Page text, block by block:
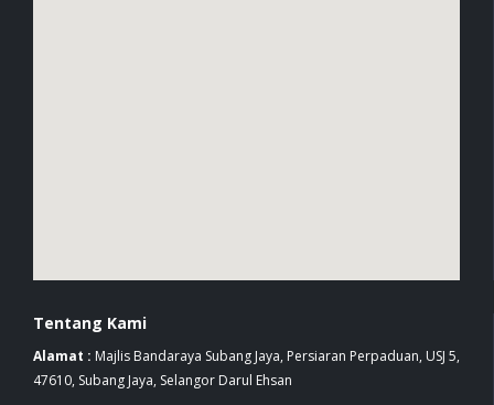
Tentang Kami
Alamat : Majlis Bandaraya Subang Jaya, Persiaran Perpaduan, USJ 5,
47610, Subang Jaya, Selangor Darul Ehsan